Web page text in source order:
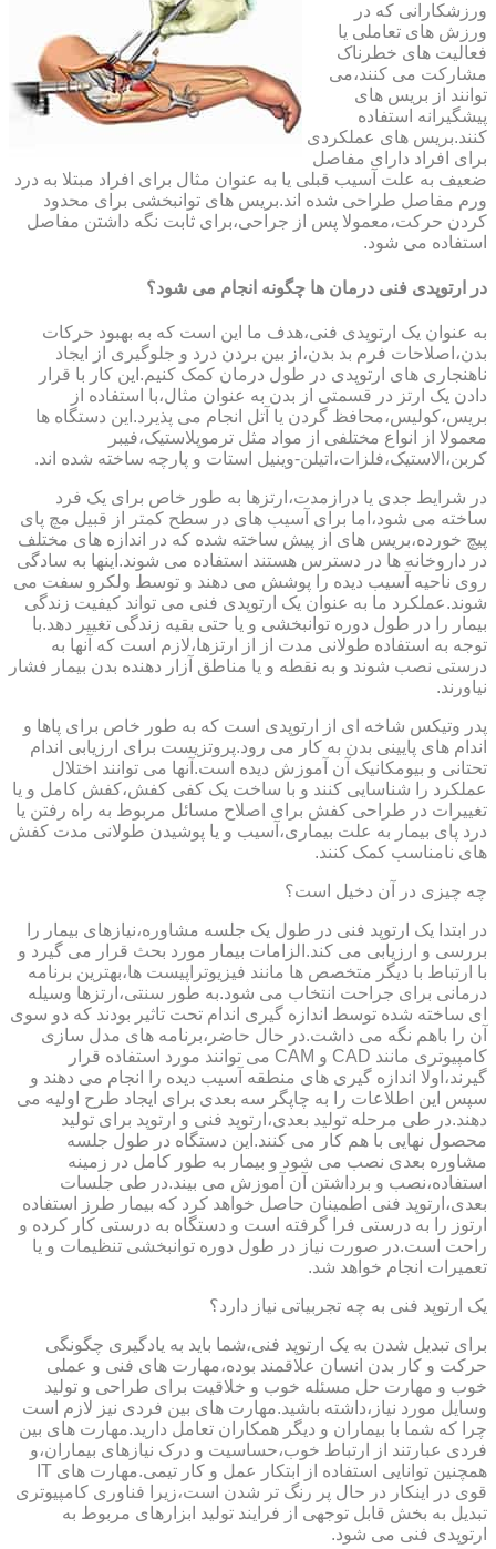
ورزشکارانی که در
ورزش های تعاملی یا
فعالیت های خطرناک
مشارکت می کنند،می
توانند از بریس های
پیشگیرانه استفاده
کنند.بریس های عملکردی
برای افراد دارای مفاصل
ضعیف به علت آسیب قبلی یا به عنوان مثال برای افراد مبتلا به درد
ورم مفاصل طراحی شده اند.بریس های توانبخشی برای محدود
کردن حرکت،معمولا پس از جراحی،برای ثابت نگه داشتن مفاصل
استفاده می شود.
در ارتوپدی فنی درمان ها چگونه انجام می شود؟
به عنوان یک ارتوپدی فنی،هدف ما این است که به بهبود حرکات
بدن،اصلاحات فرم بد بدن،از بین بردن درد و جلوگیری از ایجاد
ناهنجاری های ارتوپدی در طول درمان کمک کنیم.این کار با قرار
دادن یک ارتز در قسمتی از بدن به عنوان مثال،با استفاده از
بریس،کولیس،محافظ گردن یا آتل انجام می پذیرد.این دستگاه ها
معمولا از انواع مختلفی از مواد مثل ترموپلاستیک،فیبر
کربن،الاستیک،فلزات،اتیلن-وینیل استات و پارچه ساخته شده اند.
در شرایط جدی یا درازمدت،ارتزها به طور خاص برای یک فرد
ساخته می شود،اما برای آسیب های در سطح کمتر از قبیل مچ پای
پیچ خورده،بریس های از پیش ساخته شده که در اندازه های مختلف
در داروخانه ها در دسترس هستند استفاده می شوند.اینها به سادگی
روی ناحیه آسیب دیده را پوشش می دهند و توسط ولکرو سفت می
شوند.عملکرد ما به عنوان یک ارتوپدی فنی می تواند کیفیت زندگی
بیمار را در طول دوره توانبخشی و یا حتی بقیه زندگی تغییر دهد.با
توجه به استفاده طولانی مدت از از ارتزها،لازم است که آنها به
درستی نصب شوند و به نقطه و یا مناطق آزار دهنده بدن بیمار فشار
نیاورند.
پدر وتیکس شاخه ای از ارتوپدی است که به طور خاص برای پاها و
اندام های پایینی بدن به کار می رود.پروتزیست برای ارزیابی اندام
تحتانی و بیومکانیک آن آموزش دیده است.آنها می توانند اختلال
عملکرد را شناسایی کنند و با ساخت یک کفی کفش،کفش کامل و یا
تغییرات در طراحی کفش برای اصلاح مسائل مربوط به راه رفتن یا
درد پای بیمار به علت بیماری،آسیب و یا پوشیدن طولانی مدت کفش
های نامناسب کمک کنند.
چه چیزی در آن دخیل است؟
در ابتدا یک ارتوپد فنی در طول یک جلسه مشاوره،نیازهای بیمار را
بررسی و ارزیابی می کند.الزامات بیمار مورد بحث قرار می گیرد و
با ارتباط با دیگر متخصص ها مانند فیزیوتراپیست ها،بهترین برنامه
درمانی برای جراحت انتخاب می شود.به طور سنتی،ارتزها وسیله
ای ساخته شده توسط اندازه گیری اندام تحت تاثیر بودند که دو سوی
آن را باهم نگه می داشت.در حال حاضر،برنامه های مدل سازی
کامپیوتری مانند CAD و CAM می توانند مورد استفاده قرار
گیرند،اولا اندازه گیری های منطقه آسیب دیده را انجام می دهند و
سپس این اطلاعات را به چاپگر سه بعدی برای ایجاد طرح اولیه می
دهند.در طی مرحله تولید بعدی،ارتوپد فنی و ارتوپد برای تولید
محصول نهایی با هم کار می کنند.این دستگاه در طول جلسه
مشاوره بعدی نصب می شود و بیمار به طور کامل در زمینه
استفاده،نصب و برداشتن آن آموزش می بیند.در طی جلسات
بعدی،ارتوپد فنی اطمینان حاصل خواهد کرد که بیمار طرز استفاده
ارتوز را به درستی فرا گرفته است و دستگاه به درستی کار کرده و
راحت است.در صورت نیاز در طول دوره توانبخشی تنظیمات و یا
تعمیرات انجام خواهد شد.
یک ارتوپد فنی به چه تجربیاتی نیاز دارد؟
برای تبدیل شدن به یک ارتوپد فنی،شما باید به یادگیری چگونگی
حرکت و کار بدن انسان علاقمند بوده،مهارت های فنی و عملی
خوب و مهارت حل مسئله خوب و خلاقیت برای طراحی و تولید
وسایل مورد نیاز،داشته باشید.مهارت های بین فردی نیز لازم است
چرا که شما با بیماران و دیگر همکاران تعامل دارید.مهارت های بین
فردی عبارتند از ارتباط خوب،حساسیت و درک نیازهای بیماران،و
همچنین توانایی استفاده از ابتکار عمل و کار تیمی.مهارت های IT
قوی در اینکار در حال پر رنگ تر شدن است،زیرا فناوری کامپیوتری
تبدیل به بخش قابل توجهی از فرایند تولید ابزارهای مربوط به
ارتوپدی فنی می شود.